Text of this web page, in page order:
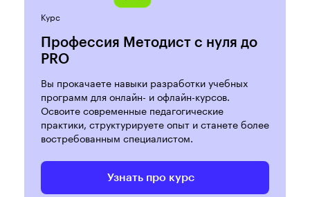
Курс
Профессия Методист с нуля до
PRO
Вы прокачаете навыки разработки учебных
программ для онлайн- и офлайн-курсов.
Освоите современные педагогические
практики, структурируете опыт и станете более
востребованным специалистом.
Узнать про курс